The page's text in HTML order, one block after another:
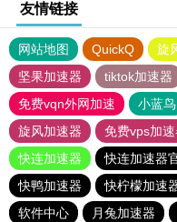
友情链接
网站地图 QuickQ 旋
坚果加速器
tiktok加速器
免费vqn外网加速
小蓝鸟
旋风加速器
免费vps加
快连加速器
快连加速器
快鸭加速器
快柠檬加速
软件中心
月兔加速器